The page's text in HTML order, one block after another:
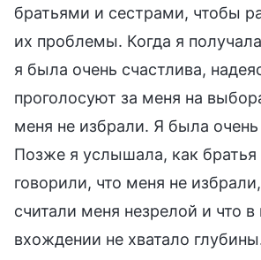
братьями и сестрами, чтобы
их проблемы. Когда я
я была очень счастлива,
проголосуют за меня на
меня не избрали. Я была очень
Позже я услышала, как братья
говорили, что меня не
считали меня незрелой и что
вхождении не хватало